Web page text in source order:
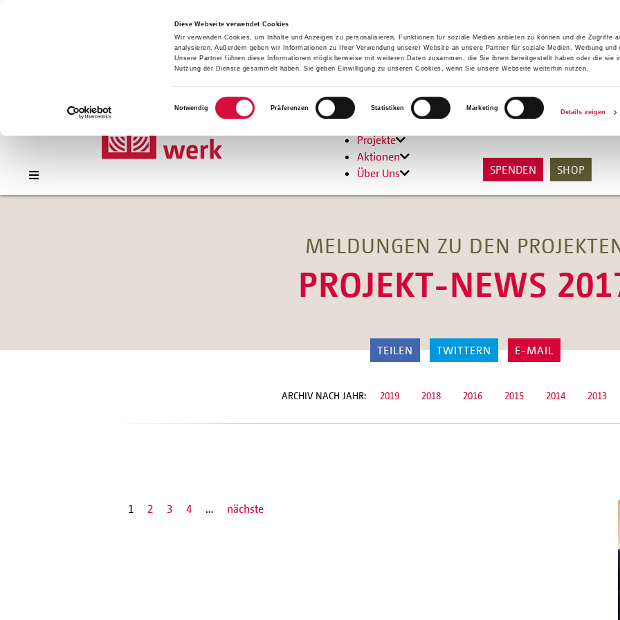
Diese Webseite verwendet Cookies
Wir verwenden Cookies, um Inhalte und Anzeigen zu personalisieren, Funktionen für soziale Medien anbieten zu können und die Zugriffe
analysieren. Außerdem geben wir Informationen zu Ihrer Verwendung unserer Website an unsere Partner für soziale Medien, Werbung und
Unsere Partner führen diese Informationen möglicherweise mit weiteren Daten zusammen, die Sie ihnen bereitgestellt haben oder die sie
Nutzung der Dienste gesammelt haben. Sie geben Einwilligung zu unseren Cookies, wenn Sie unsere Webseite weiterhin nutzen.
Einwilligungsauswahl
Notwendig
Präferenzen Statistiken Marketing
Details zeigen
Hilfen
Projekte
Aktionen
Über Uns
SPENDEN SHOP
MELDUNGEN ZU DEN
PROJEKT-NEWS
TEILEN TWITTERN E-MAIL
ARCHIV NACH JAHR: 2019 2018 2016 2015 2014 2013
1 2 3 4 … nächste